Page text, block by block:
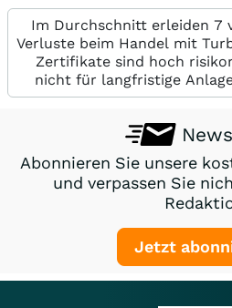
Im Durchschnitt erleiden 7
Verluste beim Handel mit
Zertifikate sind hoch
nicht für langfristige
Abonnieren Sie unsere
und verpassen Sie
Jetzt